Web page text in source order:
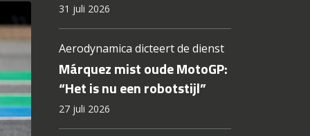
31 juli 2026
Aerodynamica dicteert de dienst
Márquez mist oude MotoGP:
“Het is nu een robotstijl”
27 juli 2026